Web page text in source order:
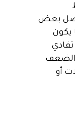
بعض
يكون
أو